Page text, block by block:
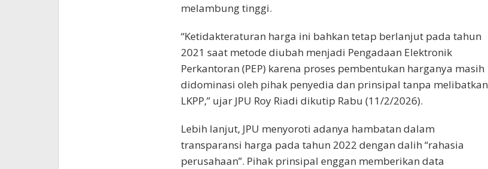
melambung tinggi.
“Ketidakteraturan harga ini bahkan tetap berlanjut pada tahun
2021 saat metode diubah menjadi Pengadaan Elektronik
Perkantoran (PEP) karena proses pembentukan harganya masih
didominasi oleh pihak penyedia dan prinsipal tanpa melibatkan
LKPP,” ujar JPU Roy Riadi dikutip Rabu (11/2/2026).
Lebih lanjut, JPU menyoroti adanya hambatan dalam
transparansi harga pada tahun 2022 dengan dalih “rahasia
perusahaan”. Pihak prinsipal enggan memberikan data